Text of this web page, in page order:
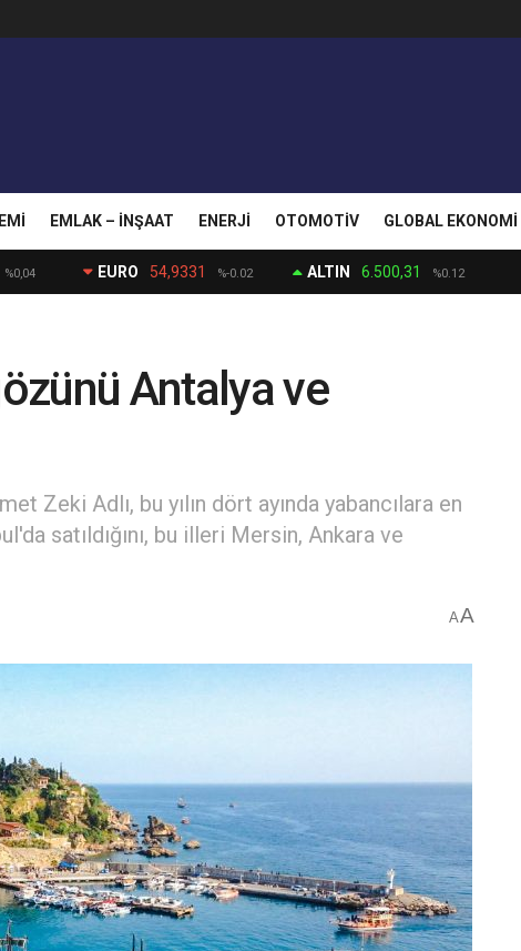
EMLAK – İNŞAAT ENERJI OTOMOTIV GLOBAL EKONOMI
%0,04 EURO 54,9331 %-0.02 ALTIN 6.500,31 %0.12
Antalya ve
Zeki Adlı, bu yılın dört ayında yabancılara en
satıldığını, bu illeri Mersin, Ankara ve
AA